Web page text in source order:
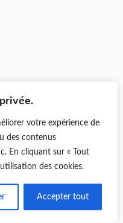
votre expérience de
des contenus
En cliquant sur « Tout
des cookies.
Accepter tout